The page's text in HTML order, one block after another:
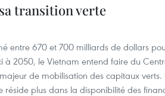
transition verte
entre 670 et 700 milliards de dollars
à 2050, le Vietnam entend faire du
de mobilisation des capitaux verts.
réside plus dans la disponibilité des